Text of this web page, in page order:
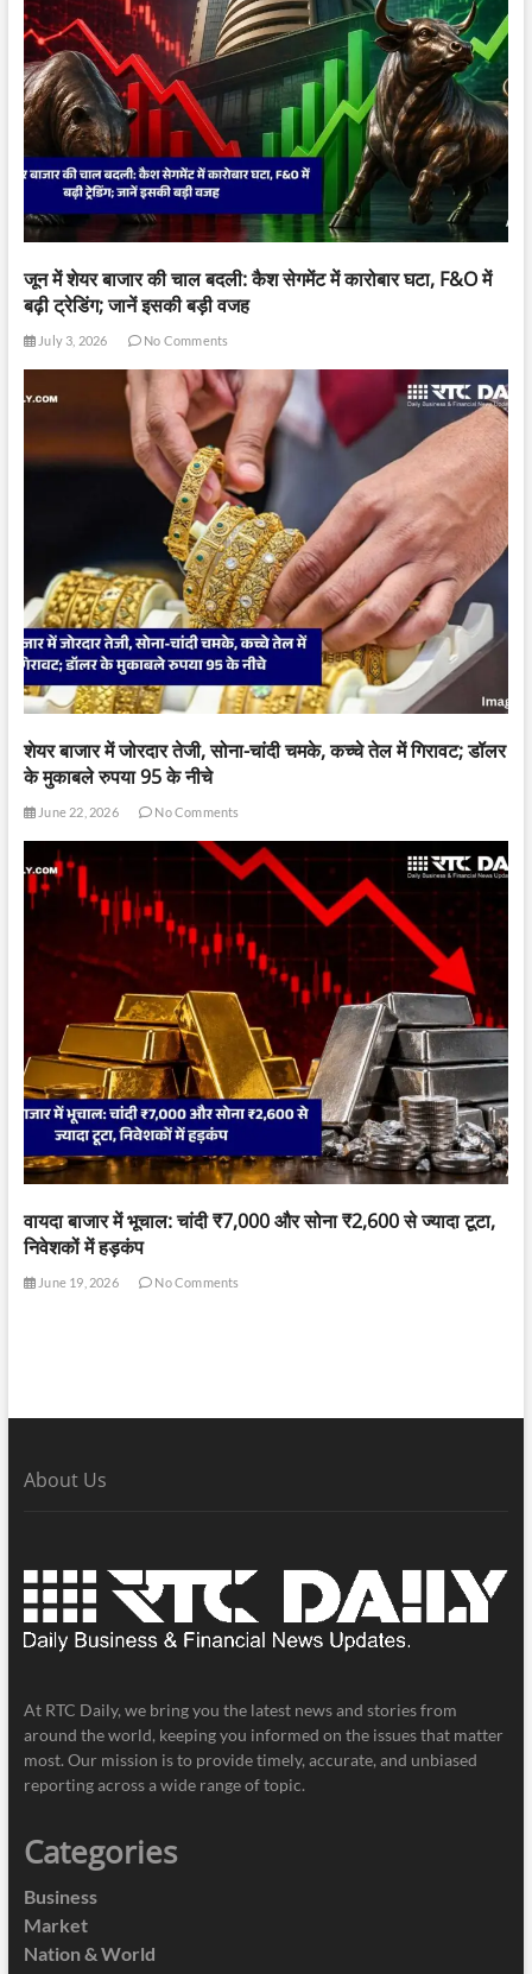
जून में शेयर बाजार की चाल बदली: कैश सेगमेंट में कारोबार घटा, F&O में
बढ़ी ट्रेडिंग; जानें इसकी बड़ी वजह
July 3, 2026 No Comments
शेयर बाजार में जोरदार तेजी, सोना-चांदी चमके, कच्चे तेल में गिरावट; डॉलर
के मुकाबले रुपया 95 के नीचे
June 22, 2026 No Comments
वायदा बाजार में भूचाल: चांदी ₹7,000 और सोना ₹2,600 से ज्यादा टूटा,
निवेशकों में हड़कंप
June 19, 2026 No Comments
About Us
At RTC Daily, we bring you the latest news and stories from
around the world, keeping you informed on the issues that matter
most. Our mission is to provide timely, accurate, and unbiased
reporting across a wide range of topic.
Categories
Business
Market
Nation & World